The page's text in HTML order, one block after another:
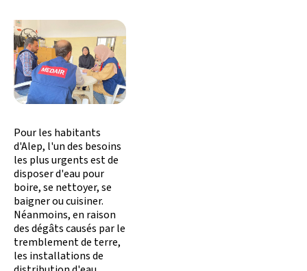
Pour les habitants
d'Alep, l'un des besoins
les plus urgents est de
disposer d'eau pour
boire, se nettoyer, se
baigner ou cuisiner.
Néanmoins, en raison
des dégâts causés par le
tremblement de terre,
les installations de